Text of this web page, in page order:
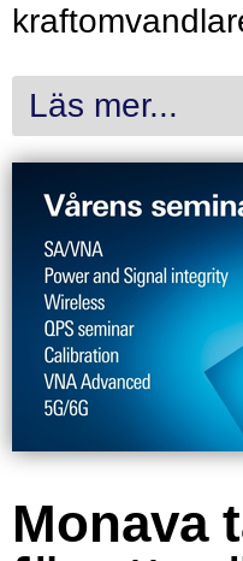
Läs mer...
Monava